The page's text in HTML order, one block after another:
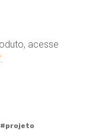
acesse
.
projeto